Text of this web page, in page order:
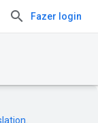
Fazer login